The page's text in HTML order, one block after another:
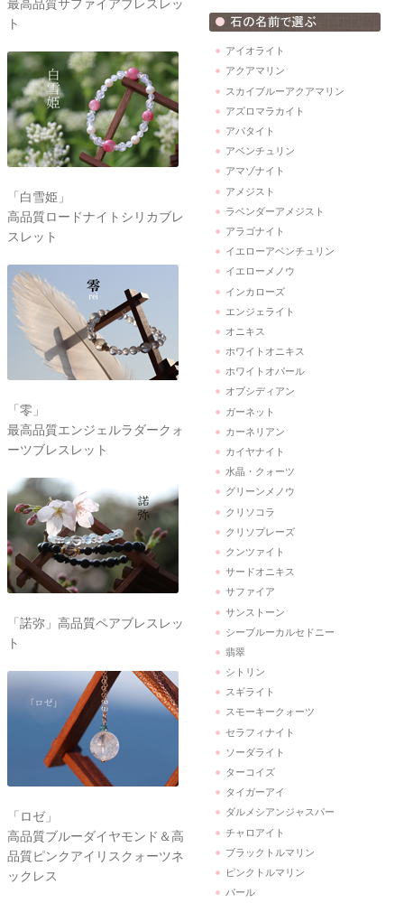
最高品質サファイアブレスレッ
ト
「白雪姫」
高品質ロードナイトシリカブレ
スレット
「零」
最高品質エンジェルラダークォ
ーツブレスレット
「諾弥」高品質ペアブレスレッ
ト
「ロゼ」
高品質ブルーダイヤモンド＆高
品質ピンクアイリスクォーツネ
ックレス
アイオライト
アクアマリン
スカイブルーアクアマリン
アズロマラカイト
アパタイト
アベンチュリン
アマゾナイト
アメジスト
ラベンダーアメジスト
アラゴナイト
イエローアベンチュリン
イエローメノウ
インカローズ
エンジェライト
オニキス
ホワイトオニキス
ホワイトオパール
オブシディアン
ガーネット
カーネリアン
カイヤナイト
水晶・クォーツ
グリーンメノウ
クリソコラ
クリソプレーズ
クンツァイト
サードオニキス
サファイア
サンストーン
シーブルーカルセドニー
翡翠
シトリン
スギライト
スモーキークォーツ
セラフィナイト
ソーダライト
ターコイズ
タイガーアイ
ダルメシアンジャスパー
チャロアイト
ブラックトルマリン
ピンクトルマリン
パール